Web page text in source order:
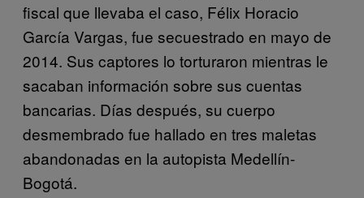
fiscal que llevaba el caso, Félix Horacio
García Vargas, fue secuestrado en mayo de
2014. Sus captores lo torturaron mientras le
sacaban información sobre sus cuentas
bancarias. Días después, su cuerpo
desmembrado fue hallado en tres maletas
abandonadas en la autopista Medellín-
Bogotá.